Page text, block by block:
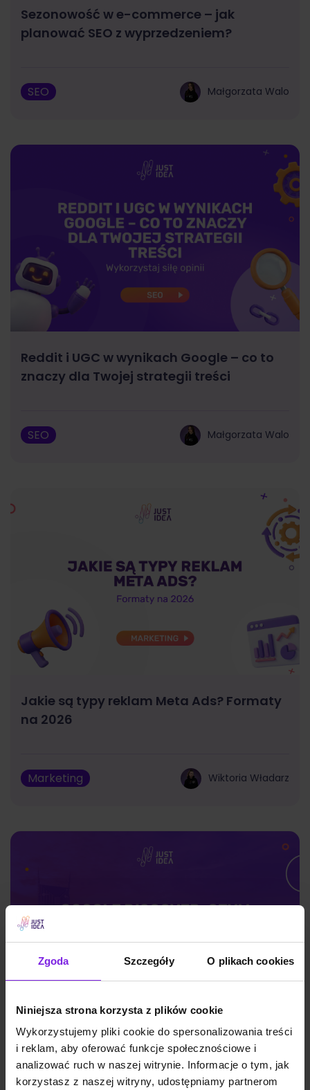
Zgoda Szczegóły O plikach cookies
Niniejsza strona korzysta z plików cookie
Wykorzystujemy pliki cookie do spersonalizowania treści
i reklam, aby oferować funkcje społecznościowe i
analizować ruch w naszej witrynie. Informacje o tym, jak
korzystasz z naszej witryny, udostępniamy partnerom
Sezonowość w e-commerce – jak
planować SEO z wyprzedzeniem?
SEO Małgorzata Walo
Reddit i UGC w wynikach Google – co to
znaczy dla Twojej strategii treści
SEO Małgorzata Walo
Jakie są typy reklam Meta Ads? Formaty
na 2026
Marketing Wiktoria Władarz
Google Discover: czym jest i jak działa?